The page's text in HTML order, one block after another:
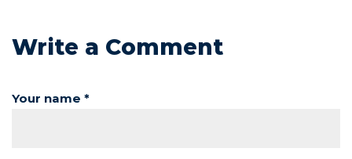
Write a Comment
Your name *